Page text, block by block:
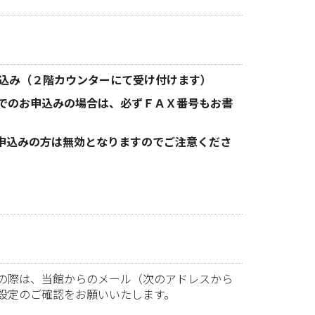
（２階カウンターにて受け付けます）
申込みの場合は、必ずＦＡＸ番号もお書
みの方は無効となりますのでご注意くださ
は、当館からのメール（次のアドレスから
のご確認をお願いいたします。